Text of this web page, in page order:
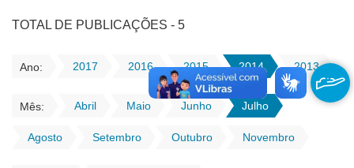
TOTAL DE PUBLICAÇÕES - 5
Ano: 2017 2016 2015 2014 2013
Mês: Abril Maio Junho Julho
Agosto Setembro Outubro Novembro